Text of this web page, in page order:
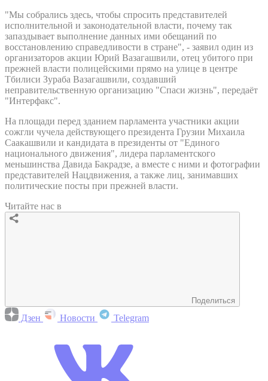
"Мы собрались здесь, чтобы спросить представителей
исполнительной и законодательной власти, почему так
запаздывает выполнение данных ими обещаний по
восстановлению справедливости в стране", - заявил один из
организаторов акции Юрий Вазагашвили, отец убитого при
прежней власти полицейскими прямо на улице в центре
Тбилиси Зураба Вазагашвили, создавший
неправительственную организацию "Спаси жизнь", передаёт
"Интерфакс".
На площади перед зданием парламента участники акции
сожгли чучела действующего президента Грузии Михаила
Саакашвили и кандидата в президенты от "Единого
национального движения", лидера парламентского
меньшинства Давида Бакрадзе, а вместе с ними и фотографии
представителей Нацдвижения, а также лиц, занимавших
политические посты при прежней власти.
Читайте нас в
Поделиться
Дзен Новости Telegram